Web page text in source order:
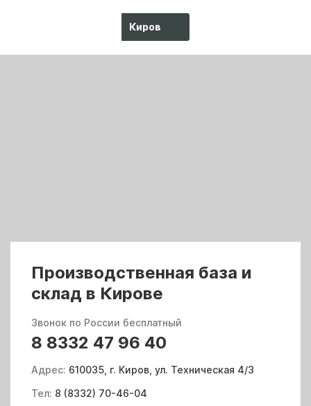
Киров
Производственная база и
склад в Кирове
Звонок по России бесплатный
8 8332 47 96 40
Адрес: 610035, г. Киров, ул. Техническая 4/3
Тел: 8 (8332) 70-46-04